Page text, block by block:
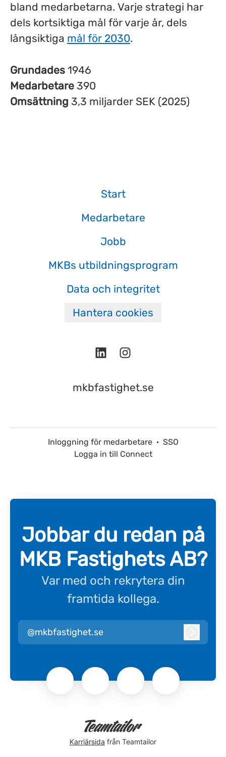
bland medarbetarna. Varje strategi har
dels kortsiktiga mål för varje år, dels
långsiktiga mål för 2030.
Grundades 1946
Medarbetare 390
Omsättning 3,3 miljarder SEK (2025)
Start
Medarbetare
Jobb
MKBs utbildningsprogram
Data och integritet
Hantera cookies
mkbfastighet.se
Inloggning för medarbetare · SSO
Logga in till Connect
Jobbar du redan på
MKB Fastighets AB?
Var med och rekrytera din
framtida kollega.
@mkbfastighet.se
Karriärsida från Teamtailor